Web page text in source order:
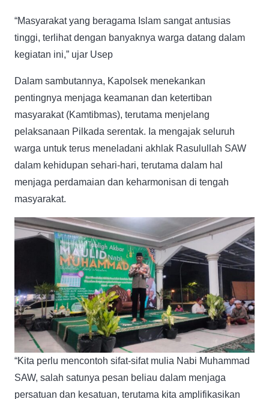
“Masyarakat yang beragama Islam sangat antusias
tinggi, terlihat dengan banyaknya warga datang dalam
kegiatan ini,” ujar Usep
Dalam sambutannya, Kapolsek menekankan
pentingnya menjaga keamanan dan ketertiban
masyarakat (Kamtibmas), terutama menjelang
pelaksanaan Pilkada serentak. Ia mengajak seluruh
warga untuk terus meneladani akhlak Rasulullah SAW
dalam kehidupan sehari-hari, terutama dalam hal
menjaga perdamaian dan keharmonisan di tengah
masyarakat.
“Kita perlu mencontoh sifat-sifat mulia Nabi Muhammad
SAW, salah satunya pesan beliau dalam menjaga
persatuan dan kesatuan, terutama kita amplifikasikan